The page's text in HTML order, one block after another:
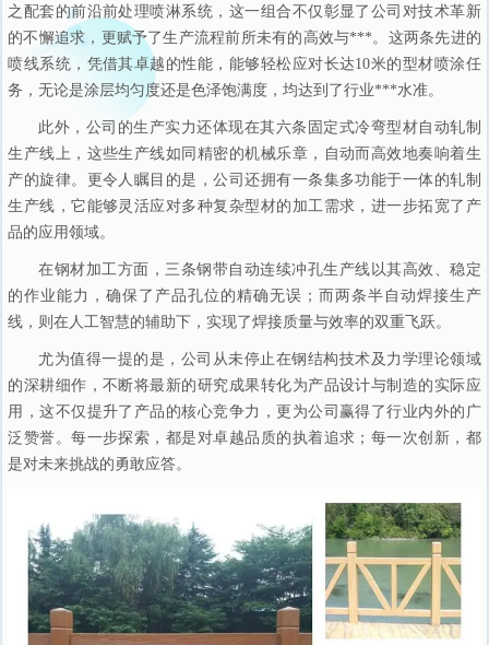
之配套的前沿前处理喷淋系统，这一组合不仅彰显了公司对技术革新
的不懈追求，更赋予了生产流程前所未有的高效与***。这两条先进的
喷线系统，凭借其卓越的性能，能够轻松应对长达10米的型材喷涂任
务，无论是涂层均匀度还是色泽饱满度，均达到了行业***水准。
此外，公司的生产实力还体现在其六条固定式冷弯型材自动轧制
生产线上，这些生产线如同精密的机械乐章，自动而高效地奏响着生
产的旋律。更令人瞩目的是，公司还拥有一条集多功能于一体的轧制
生产线，它能够灵活应对多种复杂型材的加工需求，进一步拓宽了产
品的应用领域。
在钢材加工方面，三条钢带自动连续冲孔生产线以其高效、稳定
的作业能力，确保了产品孔位的精确无误；而两条半自动焊接生产
线，则在人工智慧的辅助下，实现了焊接质量与效率的双重飞跃。
尤为值得一提的是，公司从未停止在钢结构技术及力学理论领域
的深耕细作，不断将最新的研究成果转化为产品设计与制造的实际应
用，这不仅提升了产品的核心竞争力，更为公司赢得了行业内外的广
泛赞誉。每一步探索，都是对卓越品质的执着追求；每一次创新，都
是对未来挑战的勇敢应答。